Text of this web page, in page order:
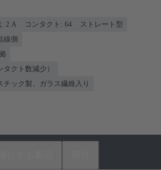
: ‌2 A コンタクト: 64
ストレート型
線側
クト数減少）
チック製、ガラス繊維入り